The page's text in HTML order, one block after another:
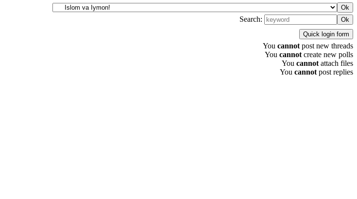
Search:
You cannot post new threads
You cannot create new polls
You cannot attach files
You cannot post replies